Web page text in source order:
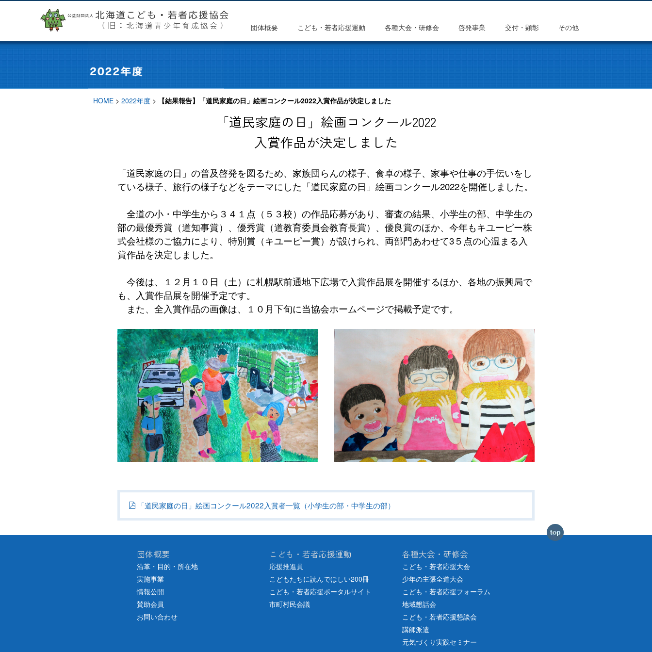
団体概要 こども・若者応援運動 各種大会・研修会 啓発事業 交付・顕彰 その他
HOME > 2022年度 > 【結果報告】「道民家庭の日」絵画コンクール2022入賞作品が決定しました
「道民家庭の日」絵画コンクール2022
入賞作品が決定しました
「道民家庭の日」の普及啓発を図るため、家族団らんの様子、食卓の様子、家事や仕事の手伝いをし
ている様子、旅行の様子などをテーマにした「道民家庭の日」絵画コンクール2022を開催しました。
全道の小・中学生から３４１点（５３校）の作品応募があり、審査の結果、小学生の部、中学生の
部の最優秀賞（道知事賞）、優秀賞（道教育委員会教育長賞）、優良賞のほか、今年もキユーピー株
式会社様のご協力により、特別賞（キユーピー賞）が設けられ、両部門あわせて3５点の心温まる入
賞作品を決定しました。
今後は、１２月１０日（土）に札幌駅前通地下広場で入賞作品展を開催するほか、各地の振興局で
も、入賞作品展を開催予定です。
また、全入賞作品の画像は、１０月下旬に当協会ホームページで掲載予定です。
「道民家庭の日」絵画コンクール2022入賞者一覧（小学生の部・中学生の部）
団体概要
沿革・目的・所在地
実施事業
情報公開
賛助会員
お問い合わせ
こども・若者応援運動
応援推進員
こどもたちに読んでほしい200冊
こども・若者応援ポータルサイト
市町村民会議
各種大会・研修会
こども・若者応援大会
少年の主張全道大会
こども・若者応援フォーラム
地域懇話会
こども・若者応援懇談会
講師派遣
元気づくり実践セミナー